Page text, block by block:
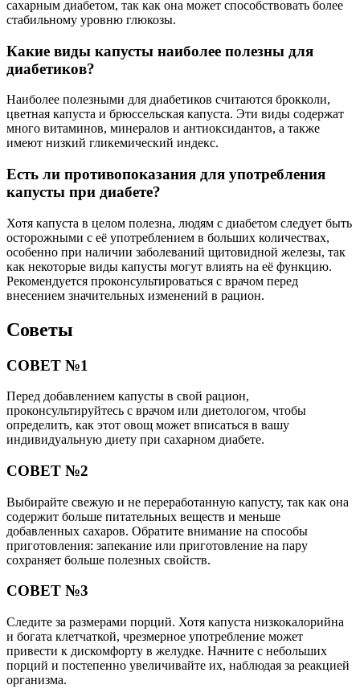
сахарным диабетом, так как она может способствовать более
стабильному уровню глюкозы.
Какие виды капусты наиболее полезны для
диабетиков?
Наиболее полезными для диабетиков считаются брокколи,
цветная капуста и брюссельская капуста. Эти виды содержат
много витаминов, минералов и антиоксидантов, а также
имеют низкий гликемический индекс.
Есть ли противопоказания для употребления
капусты при диабете?
Хотя капуста в целом полезна, людям с диабетом следует быть
осторожными с её употреблением в больших количествах,
особенно при наличии заболеваний щитовидной железы, так
как некоторые виды капусты могут влиять на её функцию.
Рекомендуется проконсультироваться с врачом перед
внесением значительных изменений в рацион.
Советы
СОВЕТ №1
Перед добавлением капусты в свой рацион,
проконсультируйтесь с врачом или диетологом, чтобы
определить, как этот овощ может вписаться в вашу
индивидуальную диету при сахарном диабете.
СОВЕТ №2
Выбирайте свежую и не переработанную капусту, так как она
содержит больше питательных веществ и меньше
добавленных сахаров. Обратите внимание на способы
приготовления: запекание или приготовление на пару
сохраняет больше полезных свойств.
СОВЕТ №3
Следите за размерами порций. Хотя капуста низкокалорийна
и богата клетчаткой, чрезмерное употребление может
привести к дискомфорту в желудке. Начните с небольших
порций и постепенно увеличивайте их, наблюдая за реакцией
организма.